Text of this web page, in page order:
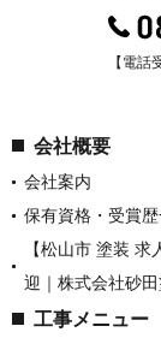
【電
会社概要
会社案内
保有資格・受賞
【松山市 塗装
迎｜株式会社砂
工事メニュー